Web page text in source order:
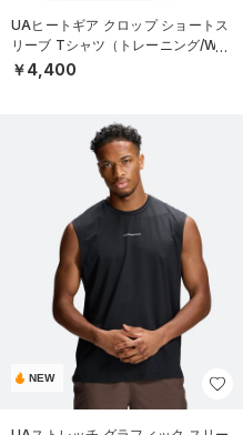
UAヒートギア クロップ ショートス
リーブ Tシャツ（トレーニング/WO
MEN）
￥4,400
NEW